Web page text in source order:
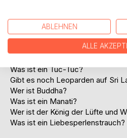
Was ist ein Löwenohr?
Warum sind Flusspferde die
Was ist ein Tuc-Tuc?
Gibt es noch Leoparden auf Sri
Wer ist Buddha?
Was ist ein Manati?
Wer ist der König der Lüfte und
Was ist ein Liebesperlenstrauch?
ABLEHNEN
ALLE